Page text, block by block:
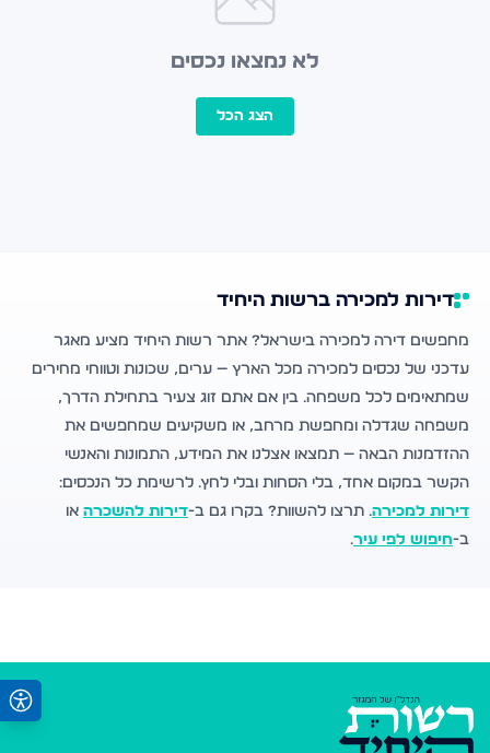
לא נמצאו נכסים
הצג הכל
דירות למכירה ברשות היחיד
מחפשים דירה למכירה בישראל? אתר רשות היחיד מציע מאגר
עדכני של נכסים למכירה מכל הארץ — ערים, שכונות וטווחי מחירים
שמתאימים לכל משפחה. בין אם אתם זוג צעיר בתחילת הדרך,
משפחה שגדלה ומחפשת מרחב, או משקיעים שמחפשים את
ההזדמנות הבאה — תמצאו אצלנו את המידע, התמונות והאנשי
הקשר במקום אחד, בלי הסחות ובלי לחץ. לרשימת כל הנכסים:
דירות למכירה. תרצו להשוות? בקרו גם ב-דירות להשכרה או
ב-חיפוש לפי עיר.